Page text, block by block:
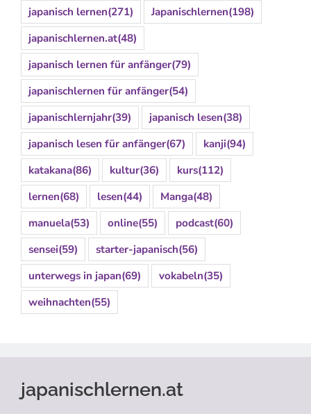
japanisch lernen(271) Japanischlernen(198)
japanischlernen.at(48)
japanisch lernen für anfänger(79)
japanischlernen für anfänger(54)
japanischlernjahr(39) japanisch lesen(38)
japanisch lesen für anfänger(67) kanji(94)
katakana(86) kultur(36) kurs(112)
lernen(68) lesen(44) Manga(48)
manuela(53) online(55) podcast(60)
sensei(59) starter-japanisch(56)
unterwegs in japan(69) vokabeln(35)
weihnachten(55)
japanischlernen.at